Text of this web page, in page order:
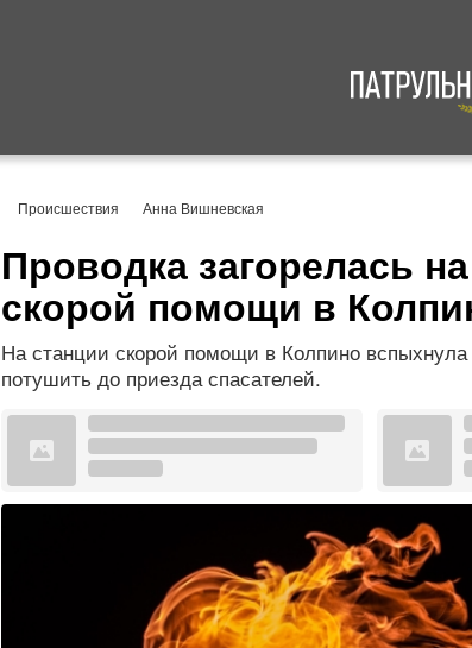
Происшествия Анна Вишневская
Проводка загорелась
скорой помощи в
На станции скорой помощи в Колпино
потушить до приезда спасателей.